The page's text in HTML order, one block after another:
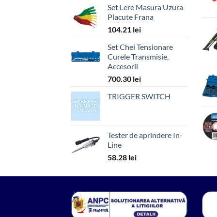
Set Lere Masura Uzura
Placute Frana
104.21 lei
Set Chei Tensionare
Curele Transmisie,
Accesorii
700.30 lei
TRIGGER SWITCH
Tester de aprindere In-
Line
58.28 lei